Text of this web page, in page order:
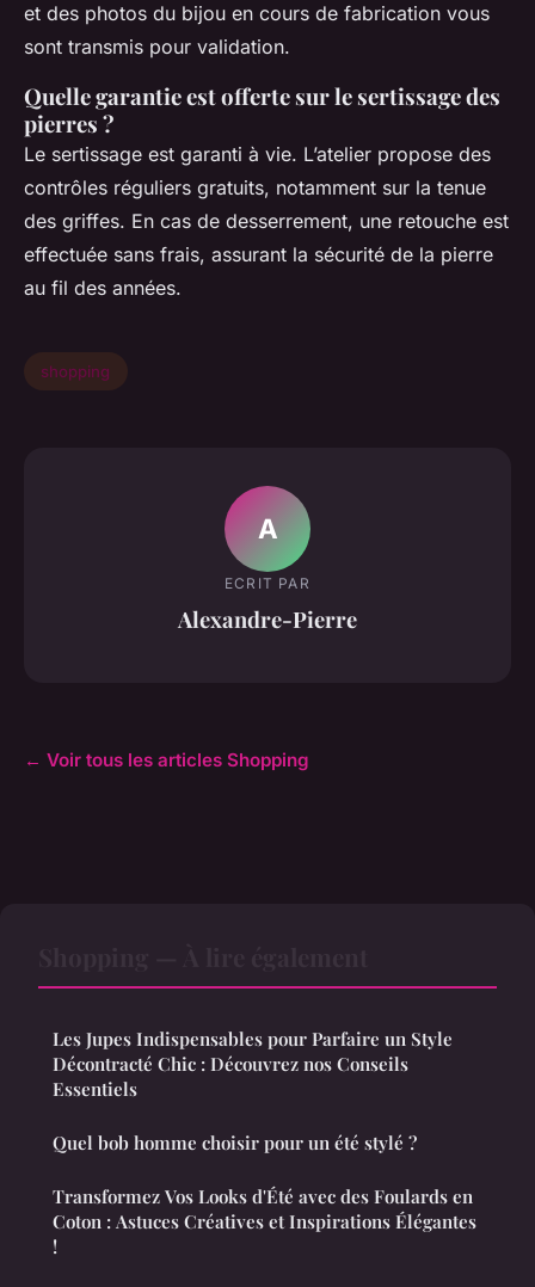
et des photos du bijou en cours de fabrication vous
sont transmis pour validation.
Quelle garantie est offerte sur le sertissage des
pierres ?
Le sertissage est garanti à vie. L’atelier propose des
contrôles réguliers gratuits, notamment sur la tenue
des griffes. En cas de desserrement, une retouche est
effectuée sans frais, assurant la sécurité de la pierre
au fil des années.
shopping
A
ECRIT PAR
Alexandre-Pierre
← Voir tous les articles Shopping
Les Jupes Indispensables pour Parfaire un Style
Décontracté Chic : Découvrez nos Conseils
Essentiels
Quel bob homme choisir pour un été stylé ?
Transformez Vos Looks d'Été avec des Foulards en
Coton : Astuces Créatives et Inspirations Élégantes
!